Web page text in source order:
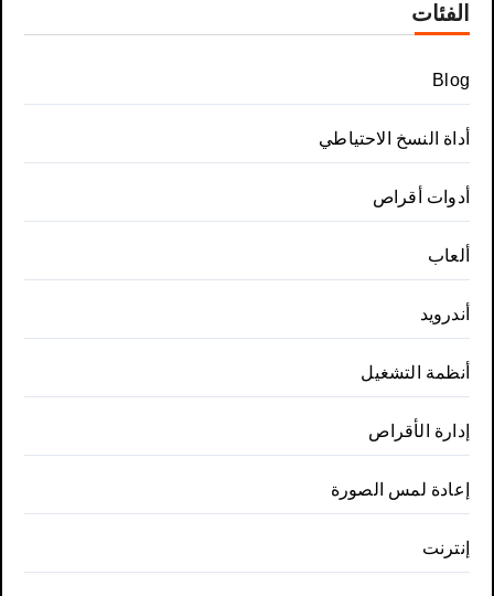
الفئات
Blog
أداة النسخ الاحتياطي
أدوات أقراص
ألعاب
أندرويد
أنظمة التشغيل
إدارة الأقراص
إعادة لمس الصورة
إنترنت